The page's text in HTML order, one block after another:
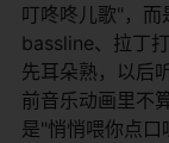
叮咚咚儿歌"，
bassline、拉丁
先耳朵熟，以后
前音乐动画里不
是"悄悄喂你点口